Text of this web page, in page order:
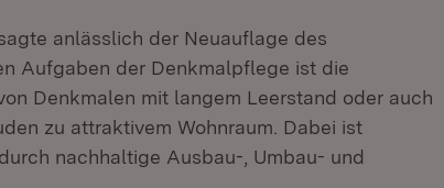
anlässlich der Neuauflage des
Aufgaben der Denkmalpflege ist die
Denkmalen mit langem Leerstand oder auch
zu attraktivem Wohnraum. Dabei ist
nachhaltige Ausbau-, Umbau- und